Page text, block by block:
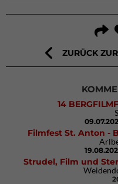
ZURÜCK
14
Filmfest St. Anton -
Strudel, Film und